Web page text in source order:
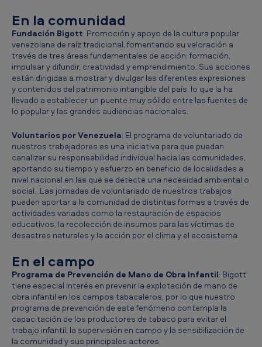
En la comunidad
Fundación Bigott: Promoción y apoyo de la cultura popular
venezolana de raíz tradicional, fomentando su valoración a
través de tres áreas fundamentales de acción: formación,
impulsar y difundir, creatividad y emprendimiento. Sus acciones
están dirigidas a mostrar y divulgar las diferentes expresiones
y contenidos del patrimonio intangible del país, lo que la ha
llevado a establecer un puente muy sólido entre las fuentes de
lo popular y las grandes audiencias nacionales.
Voluntarios por Venezuela: El programa de voluntariado de
nuestros trabajadores es una iniciativa para que puedan
canalizar su responsabilidad individual hacia las comunidades,
aportando su tiempo y esfuerzo en beneficio de localidades a
nivel nacional en las que se detecte una necesidad ambiental o
social. Las jornadas de voluntariado de nuestros trabajos
pueden aportar a la comunidad de distintas formas a través de
actividades variadas como la restauración de espacios
educativos, la recolección de insumos para las víctimas de
desastres naturales y la acción por el clima y el ecosistema.
En el campo
Programa de Prevención de Mano de Obra Infantil: Bigott
tiene especial interés en prevenir la explotación de mano de
obra infantil en los campos tabacaleros, por lo que nuestro
programa de prevención de este fenómeno contempla la
capacitación de los productores de tabaco para evitar el
trabajo infantil, la supervisión en campo y la sensibilización de
la comunidad y sus principales actores.